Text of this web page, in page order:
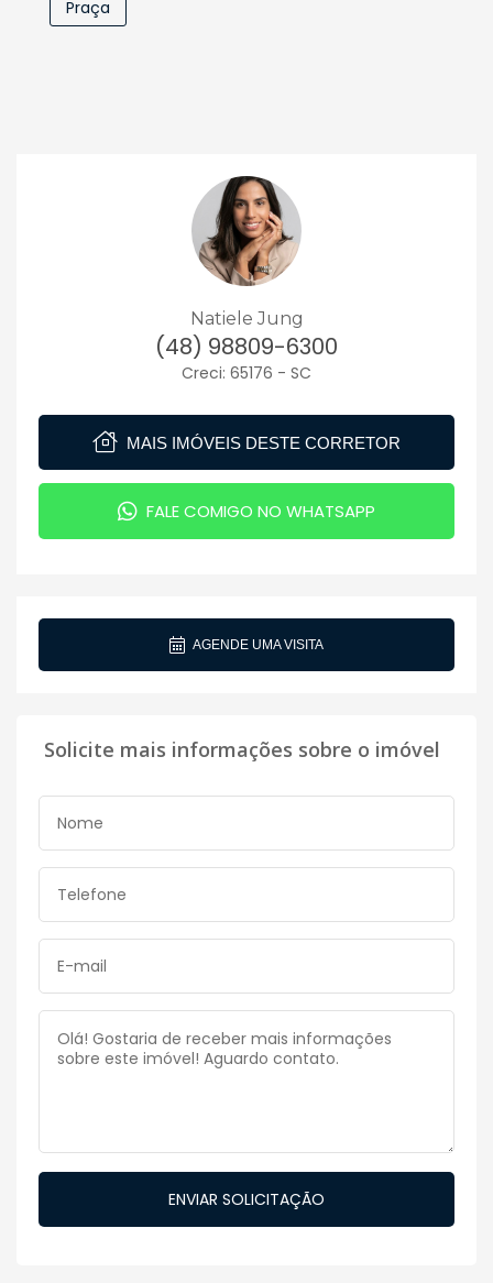
Praça
Natiele Jung
(48) 98809-6300
Creci: 65176 - SC
MAIS IMÓVEIS DESTE CORRETOR
FALE COMIGO NO WHATSAPP
AGENDE UMA VISITA
Solicite mais informações sobre o imóvel